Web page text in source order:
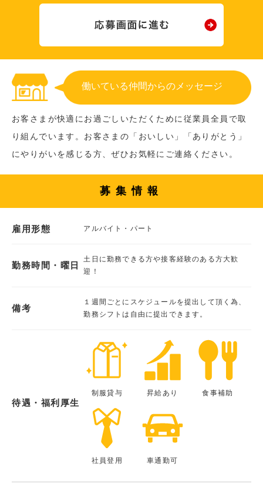
働いている仲間からのメッセージ
お客さまが快適にお過ごしいただくために従業員全員で取
り組んでいます。お客さまの「おいしい」「ありがとう」
にやりがいを感じる方、ぜひお気軽にご連絡ください。
募集情報
雇用形態 アルバイト・パート
勤務時間・曜日
土日に勤務できる方や接客経験のある方大歓
迎！
備考
１週間ごとにスケジュールを提出して頂く為、
勤務シフトは自由に提出できます。
待遇・福利厚生
制服貸与 昇給あり 食事補助
社員登用 車通勤可